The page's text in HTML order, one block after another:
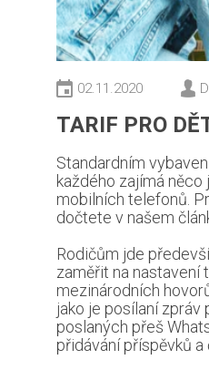
02.11.2020
TARIF PRO
Standardním
každého zajímá
mobilních telefonů.
dočtete v našem
Rodičům jde
zaměřit na nastavení
mezinárodních
jako je posílaní
poslaných přeš
přidávání příspěvků